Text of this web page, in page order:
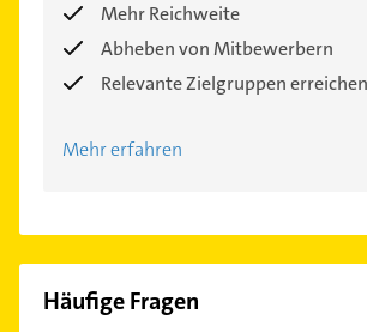
Mehr Reichweite
Abheben von Mitbewerbern
Relevante Zielgruppen erreichen
Mehr erfahren
Häufige Fragen